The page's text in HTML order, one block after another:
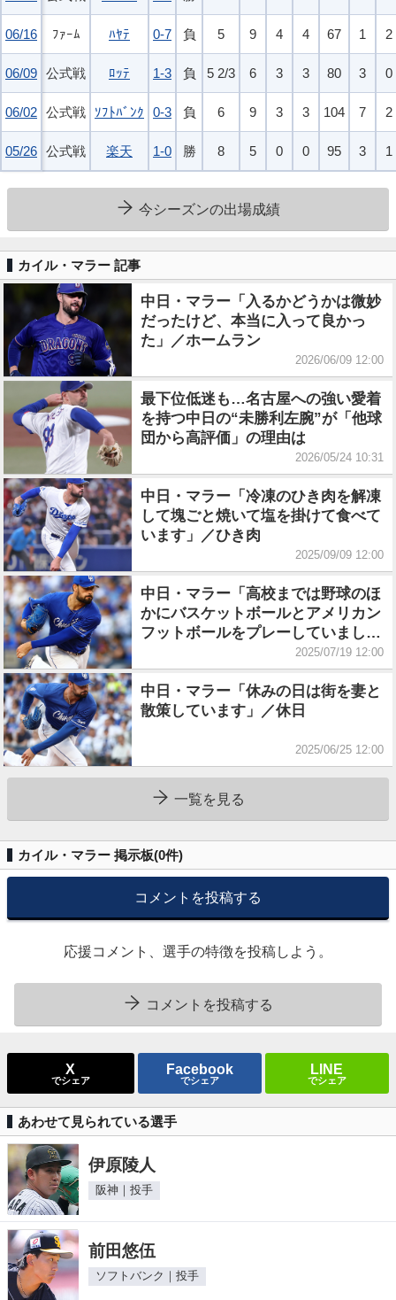
06/16
06/09
06/02
05/26
06/16 ﾌｧｰﾑ ﾊﾔﾃ 0-7 負 5 9 4 4 67 1 2
06/09 公式戦 ﾛｯﾃ 1-3 負 5 2/3 6 3 3 80 3 0
06/02 公式戦 ｿﾌﾄﾊﾞﾝｸ 0-3 負 6 9 3 3 104 7 2
05/26 公式戦 楽天 1-0 勝 8 5 0 0 95 3 1
今シーズンの出場成績
カイル・マラー 記事
中日・マラー「入るかどうかは微妙
だったけど、本当に入って良かっ
た」／ホームラン
2026/06/09 12:00
最下位低迷も…名古屋への強い愛着
を持つ中日の“未勝利左腕”が「他球
団から高評価」の理由は
2026/05/24 10:31
中日・マラー「冷凍のひき肉を解凍
して塊ごと焼いて塩を掛けて食べて
います」／ひき肉
2025/09/09 12:00
中日・マラー「高校までは野球のほ
かにバスケットボールとアメリカン
フットボールをプレーしていまし
2025/07/19 12:00
中日・マラー「休みの日は街を妻と
散策しています」／休日
2025/06/25 12:00
一覧を見る
カイル・マラー 掲示板(0件)
コメントを投稿する
応援コメント、選手の特徴を投稿しよう。
コメントを投稿する
X
でシェア
Facebook
でシェア
LINE
でシェア
あわせて見られている選手
伊原陵人
阪神｜投手
前田悠伍
ソフトバンク｜投手